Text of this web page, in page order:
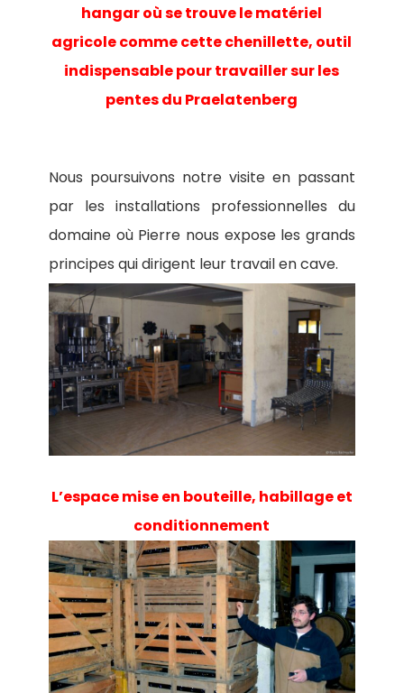
hangar où se trouve le matériel
agricole comme cette chenillette, outil
indispensable pour travailler sur les
pentes du Praelatenberg
Nous poursuivons notre visite en passant
par les installations professionnelles du
domaine où Pierre nous expose les grands
principes qui dirigent leur travail en cave.
L’espace mise en bouteille, habillage et
conditionnement